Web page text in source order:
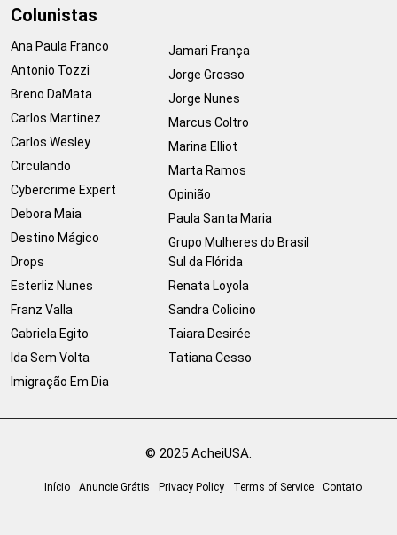
Colunistas
Ana Paula Franco
Antonio Tozzi
Breno DaMata
Carlos Martinez
Carlos Wesley
Circulando
Cybercrime Expert
Debora Maia
Destino Mágico
Drops
Esterliz Nunes
Franz Valla
Gabriela Egito
Ida Sem Volta
Imigração Em Dia
Jamari França
Jorge Grosso
Jorge Nunes
Marcus Coltro
Marina Elliot
Marta Ramos
Opinião
Paula Santa Maria
Grupo Mulheres do Brasil
Sul da Flórida
Renata Loyola
Sandra Colicino
Taiara Desirée
Tatiana Cesso
© 2025 AcheiUSA.
Início Anuncie Grátis Privacy Policy Terms of Service Contato